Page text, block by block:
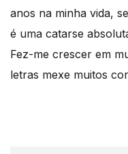
anos na minha vida,
é uma catarse
Fez-me crescer em
letras mexe muitos